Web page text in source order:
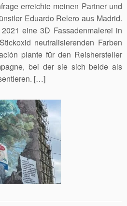
erreichte meinen Partner und
Eduardo Relero aus Madrid.
eine 3D Fassadenmalerei in
neutralisierenden Farben
plante für den Reishersteller
bei der sie sich beide als
[…]